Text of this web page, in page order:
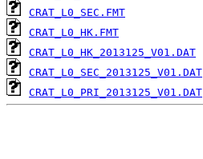
CRAT_L0_SEC.FMT
CRAT_L0_HK.FMT
CRAT_L0_HK_2013125_V01.DAT
CRAT_L0_SEC_2013125_V01.DAT
CRAT_L0_PRI_2013125_V01.DAT